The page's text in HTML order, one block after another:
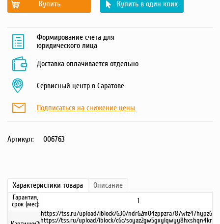
Купить Купить в один клик
Формирование счета для
юридического лица
Доставка оплачивается отдельно
Сервисный центр в Саратове
Подписаться на снижение цены
Артикул: 006763
Характеристики товара Описание
Гарантия,
срок (мес):
1
https://tss.ru/upload/iblock/630/
https://tss.ru/upload/iblock/c6c/